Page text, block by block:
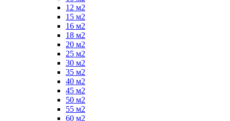
12 м2
15 м2
16 м2
18 м2
20 м2
25 м2
30 м2
35 м2
40 м2
45 м2
50 м2
55 м2
60 м2